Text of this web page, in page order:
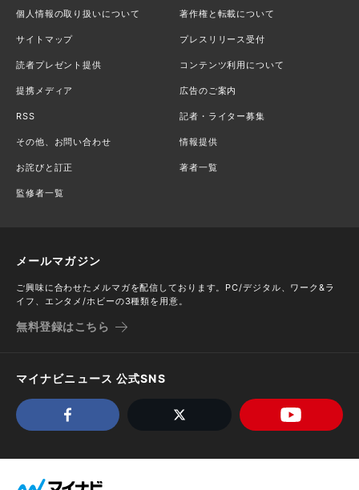
個人情報の取り扱いについて 著作権と転載について
サイトマップ プレスリリース受付
読者プレゼント提供 コンテンツ利用について
提携メディア 広告のご案内
RSS 記者・ライター募集
その他、お問い合わせ 情報提供
お詫びと訂正 著者一覧
監修者一覧
メールマガジン
ご興味に合わせたメルマガを配信しております。PC/デジタル、ワーク&ラ
イフ、エンタメ/ホビーの3種類を用意。
無料登録はこちら
マイナビニュース 公式SNS